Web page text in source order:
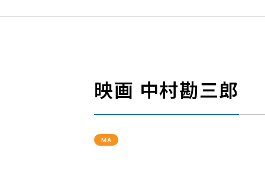
映画 中村勘三郎
MA